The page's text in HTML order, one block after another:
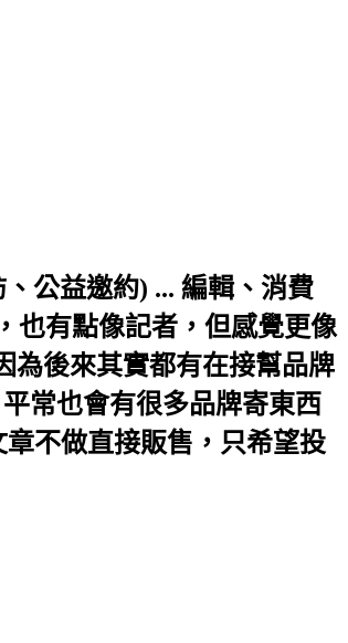
、公益邀約) ... 編輯、消費
也有點像記者，但感覺更像
後來其實都有在接幫品牌
常也會有很多品牌寄東西
不做直接販售，只希望投